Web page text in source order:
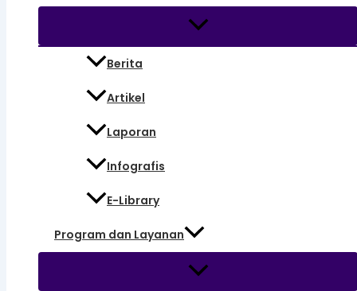
Berita
Artikel
Laporan
Infografis
E-Library
Program dan Layanan